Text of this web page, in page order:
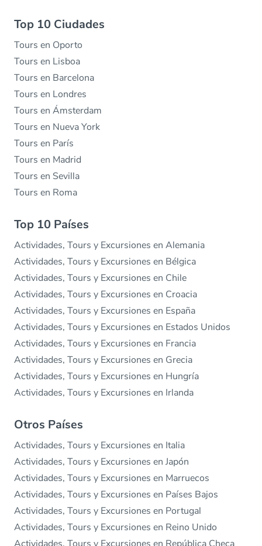
Top 10 Ciudades
Tours en Oporto
Tours en Lisboa
Tours en Barcelona
Tours en Londres
Tours en Ámsterdam
Tours en Nueva York
Tours en París
Tours en Madrid
Tours en Sevilla
Tours en Roma
Top 10 Países
Actividades, Tours y Excursiones en Alemania
Actividades, Tours y Excursiones en Bélgica
Actividades, Tours y Excursiones en Chile
Actividades, Tours y Excursiones en Croacia
Actividades, Tours y Excursiones en España
Actividades, Tours y Excursiones en Estados Unidos
Actividades, Tours y Excursiones en Francia
Actividades, Tours y Excursiones en Grecia
Actividades, Tours y Excursiones en Hungría
Actividades, Tours y Excursiones en Irlanda
Otros Países
Actividades, Tours y Excursiones en Italia
Actividades, Tours y Excursiones en Japón
Actividades, Tours y Excursiones en Marruecos
Actividades, Tours y Excursiones en Países Bajos
Actividades, Tours y Excursiones en Portugal
Actividades, Tours y Excursiones en Reino Unido